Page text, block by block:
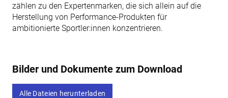
zählen zu den Expertenmarken, die sich allein auf die
Herstellung von Performance-Produkten für
ambitionierte Sportler:innen konzentrieren.
Bilder und Dokumente zum Download
Alle Dateien herunterladen